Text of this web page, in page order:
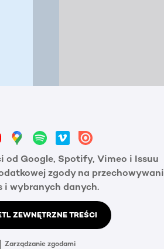
od Google, Spotify, Vimeo i Issuu
zgody na
i wybranych danych.
ZEWNĘTRZNE TREŚCI
Zarządzanie zgodami